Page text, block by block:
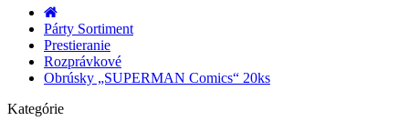
Párty Sortiment
Prestieranie
Rozprávkové
Obrúsky „SUPERMAN Comics“ 20ks
Kategórie